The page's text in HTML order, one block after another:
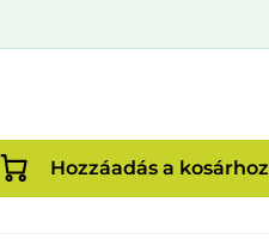
Hozzáadás a kosárhoz